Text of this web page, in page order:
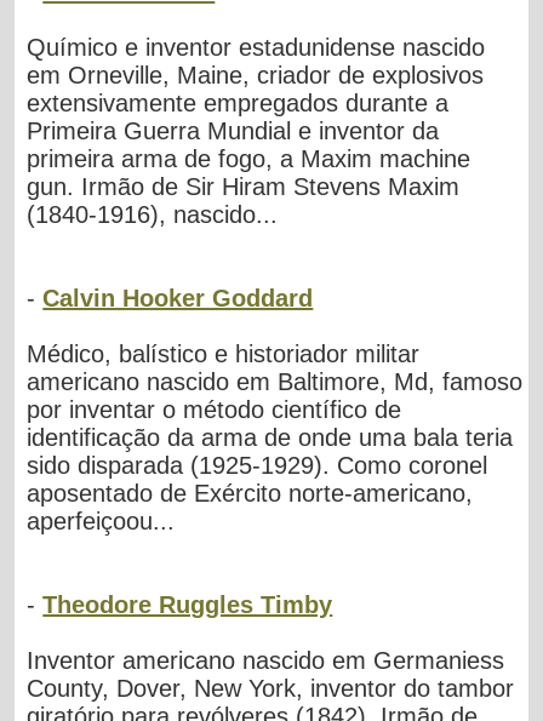
Químico e inventor estadunidense nascido
em Orneville, Maine, criador de explosivos
extensivamente empregados durante a
Primeira Guerra Mundial e inventor da
primeira arma de fogo, a Maxim machine
gun. Irmão de Sir Hiram Stevens Maxim
(1840-1916), nascido...
-Calvin Hooker Goddard
Médico, balístico e historiador militar
americano nascido em Baltimore, Md, famoso
por inventar o método científico de
identificação da arma de onde uma bala teria
sido disparada (1925-1929). Como coronel
aposentado de Exército norte-americano,
aperfeiçoou...
-Theodore Ruggles Timby
Inventor americano nascido em Germaniess
County, Dover, New York, inventor do tambor